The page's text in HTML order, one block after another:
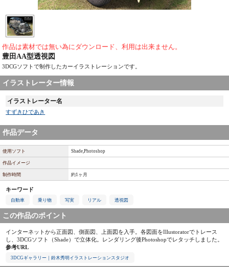
作品は素材では無い為にダウンロード、利用は出来ません。
豊田AA型透視図
3DCGソフトで制作したカーイラストレーションです。
イラストレーター情報
イラストレーター名
すずきひであき
作品データ
使用ソフト Shade,Photoshop
作品イメージ
制作時間 約1ヶ月
キーワード
自動車 乗り物 写実 リアル 透視図
この作品のポイント
インターネットから正面図、側面図、上面図を入手。各図面をIllustoratorでトレース
し、3DCGソフト（Shade）で立体化。レンダリング後Photoshopでレタッチしました。
参考URL
3DCGギャラリー｜鈴木秀明イラストレーションスタジオ